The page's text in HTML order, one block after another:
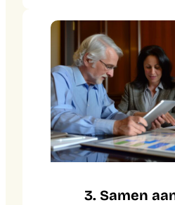
3. Samen